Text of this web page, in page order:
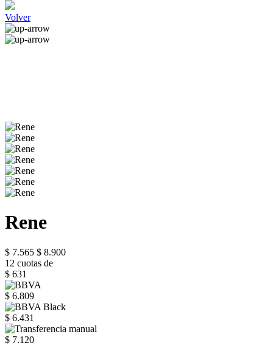
Volver
Rene
$ 7.565 $ 8.900
12 cuotas de
$ 631
$ 6.809
$ 6.431
$ 7.120